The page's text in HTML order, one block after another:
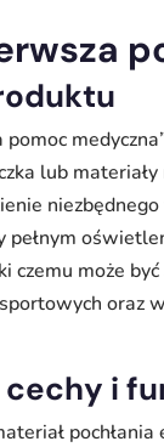
lub
pełnym
czemu może
oraz
cechy i